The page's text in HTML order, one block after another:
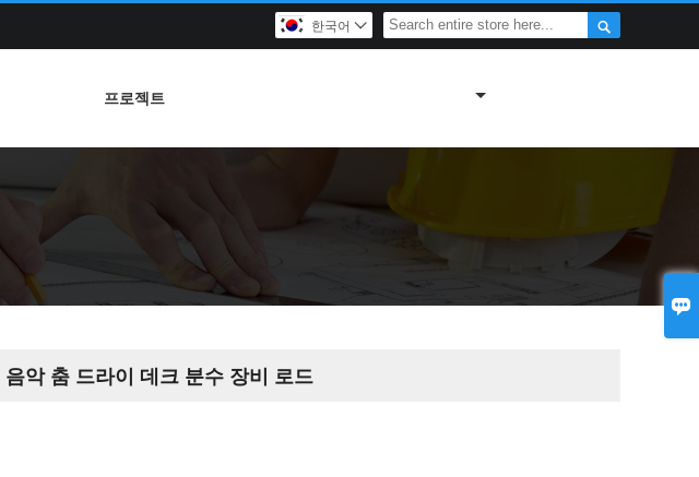


한국어 
프로젝트
악 춤 드라이 데크 분수 장비 로드